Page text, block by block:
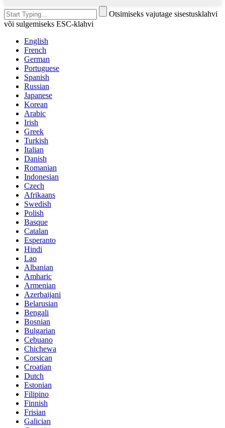
Otsimiseks vajutage sisestusklahvi
või sulgemiseks ESC-klahvi
English
French
German
Portuguese
Spanish
Russian
Japanese
Korean
Arabic
Irish
Greek
Turkish
Italian
Danish
Romanian
Indonesian
Czech
Afrikaans
Swedish
Polish
Basque
Catalan
Esperanto
Hindi
Lao
Albanian
Amharic
Armenian
Azerbaijani
Belarusian
Bengali
Bosnian
Bulgarian
Cebuano
Chichewa
Corsican
Croatian
Dutch
Estonian
Filipino
Finnish
Frisian
Galician